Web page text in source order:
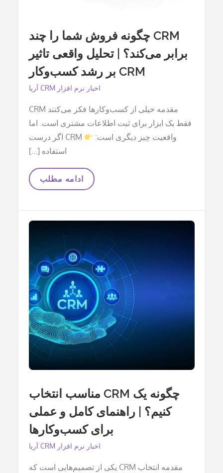
CRM چگونه فروش شما را چند
برابر می‌کند؟ | تحلیل واقعی تاثیر
CRM بر رشد کسب‌وکار
اخبار نرم افزار CRM آریا
مقدمه خیلی از کسب‌وکارها فکر می‌کنند CRM
فقط یک ابزار برای ثبت اطلاعات مشتری است. اما
واقعیت چیز دیگری است:
CRM اگر درست
استفاده […]
CRM
چگونه
را
چند
می‌کند؟
تحلیل
واقعی
تاثیر
CRM
بر
رشد
کسب‌وکار
ادامه مطلب
چگونه یک CRM مناسب انتخاب
کنیم؟ | راهنمای کامل و عملی
برای کسب‌وکارها
اخبار نرم افزار CRM آریا
مقدمه انتخاب CRM یکی از تصمیم‌هایی است که